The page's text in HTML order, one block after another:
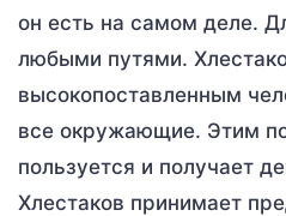
он есть на самом деле.
любыми путями.
высокопоставленным
все окружающие. Этим
пользуется и получает
Хлестаков принимает